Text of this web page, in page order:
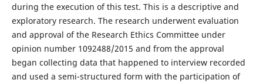
during the execution of this test. This is a descriptive and
exploratory research. The research underwent evaluation
and approval of the Research Ethics Committee under
opinion number 1092488/2015 and from the approval
began collecting data that happened to interview recorded
and used a semi-structured form with the participation of